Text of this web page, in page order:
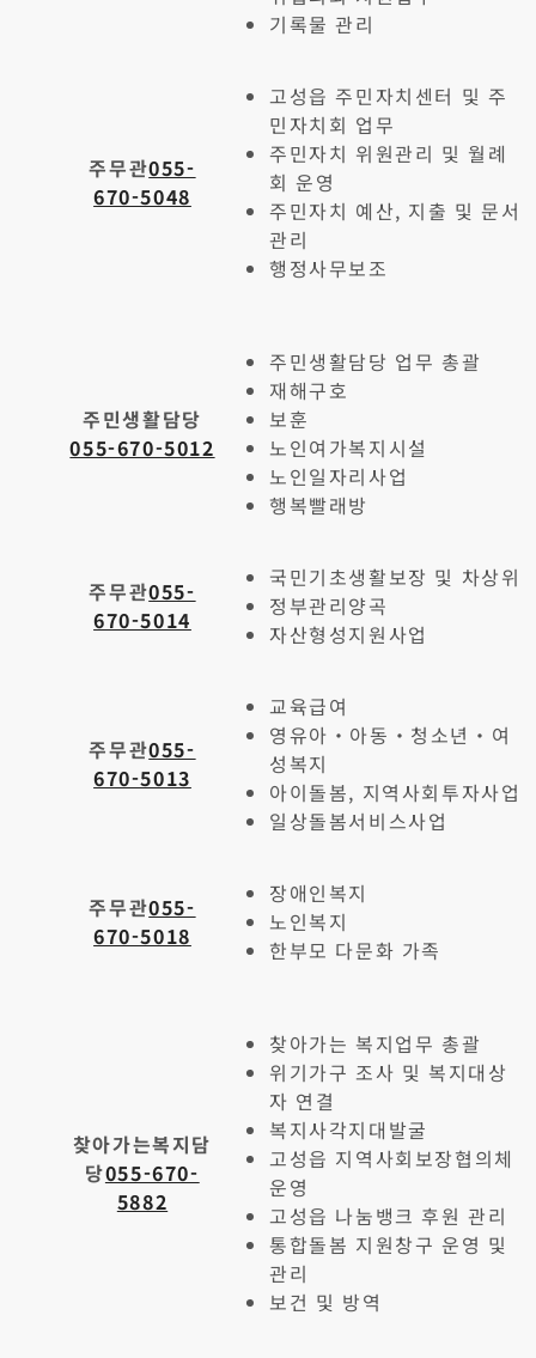
기록물 관리
주무관055-
670-5048
고성읍 주민자치센터 및 주
민자치회 업무
주민자치 위원관리 및 월례
회 운영
주민자치 예산, 지출 및 문서
관리
행정사무보조
주민생활담당
055-670-5012
주민생활담당 업무 총괄
재해구호
보훈
노인여가복지시설
노인일자리사업
행복빨래방
주무관055-
670-5014
국민기초생활보장 및 차상위
정부관리양곡
자산형성지원사업
주무관055-
670-5013
교육급여
영유아・아동・청소년・여
성복지
아이돌봄, 지역사회투자사업
일상돌봄서비스사업
주무관055-
670-5018
장애인복지
노인복지
한부모 다문화 가족
찾아가는복지담
당055-670-
5882
찾아가는 복지업무 총괄
위기가구 조사 및 복지대상
자 연결
복지사각지대발굴
고성읍 지역사회보장협의체
운영
고성읍 나눔뱅크 후원 관리
통합돌봄 지원창구 운영 및
관리
보건 및 방역